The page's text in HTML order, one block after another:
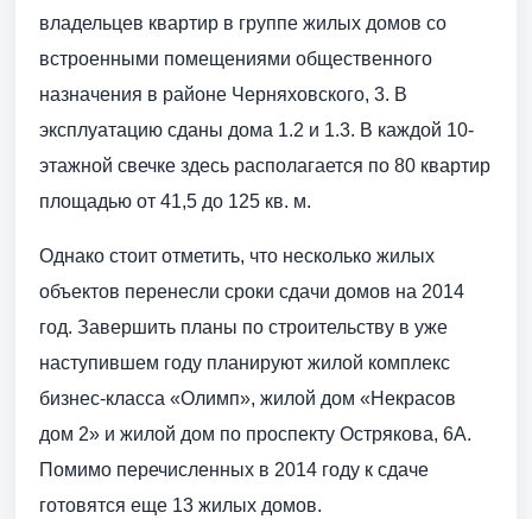
владельцев квартир в группе жилых домов со
встроенными помещениями общественного
назначения в районе Черняховского, 3. В
эксплуатацию сданы дома 1.2 и 1.3. В каждой 10-
этажной свечке здесь располагается по 80 квартир
площадью от 41,5 до 125 кв. м.
Однако стоит отметить, что несколько жилых
объектов перенесли сроки сдачи домов на 2014
год. Завершить планы по строительству в уже
наступившем году планируют жилой комплекс
бизнес-класса «Олимп», жилой дом «Некрасов
дом 2» и жилой дом по проспекту Острякова, 6А.
Помимо перечисленных в 2014 году к сдаче
готовятся еще 13 жилых домов.